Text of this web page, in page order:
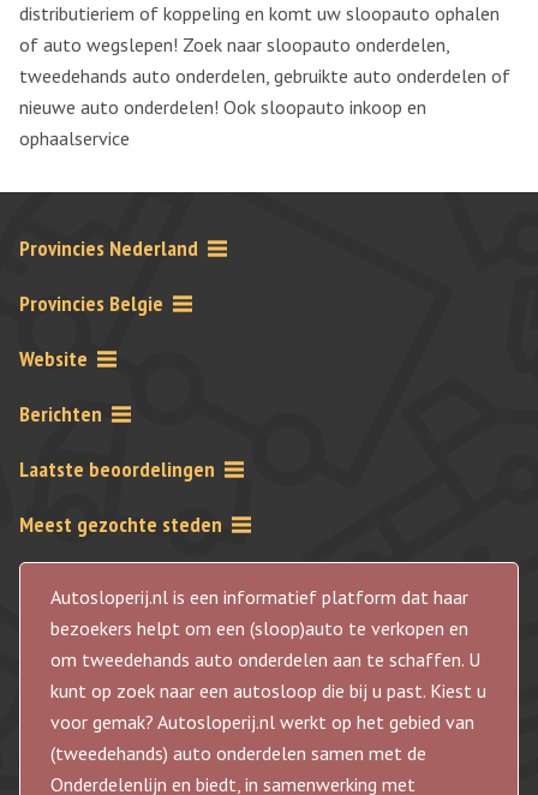
distributieriem of koppeling en komt uw sloopauto ophalen
of auto wegslepen! Zoek naar sloopauto onderdelen,
tweedehands auto onderdelen, gebruikte auto onderdelen of
nieuwe auto onderdelen! Ook sloopauto inkoop en
ophaalservice
Provincies Nederland
Provincies Belgie
Website
Berichten
Laatste beoordelingen
Meest gezochte steden
Autosloperij.nl is een informatief platform dat haar
bezoekers helpt om een (sloop)auto te verkopen en
om tweedehands auto onderdelen aan te schaffen. U
kunt op zoek naar een autosloop die bij u past. Kiest u
voor gemak? Autosloperij.nl werkt op het gebied van
(tweedehands) auto onderdelen samen met de
Onderdelenlijn en biedt, in samenwerking met